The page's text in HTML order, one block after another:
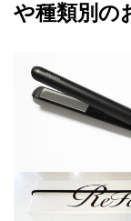
や種類別の